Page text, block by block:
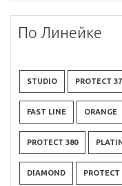
По Линейке
STUDIO PROTECT
FAST LINE ORANGE
PROTECT 380
DIAMOND PROTECT